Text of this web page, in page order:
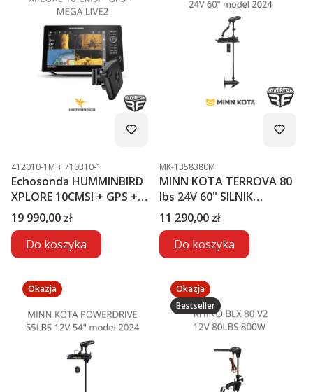
Kod produktu
412010-1M + 710310-1
Echosonda HUMMINBIRD
XPLORE 10CMSI + GPS +
MEGA LIVE2
Cena
19 990,00 zł
Do koszyka
Kod produktu
MK-1358380M
MINN KOTA TERROVA 80
lbs 24V 60" SILNIK
ELEKTRYCZNY
Cena
11 290,00 zł
Do koszyka
Okazja
Okazja
Bestseller